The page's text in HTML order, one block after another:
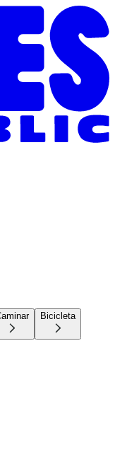
Bicicleta